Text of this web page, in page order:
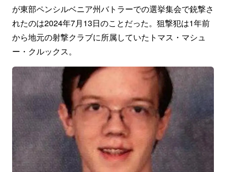
が東部ペンシルベニア州バトラーでの選挙集会で銃撃さ
れたのは2024年7月13日のことだった。狙撃犯は1年前
から地元の射撃クラブに所属していたトマス・マシュ
ー・クルックス。